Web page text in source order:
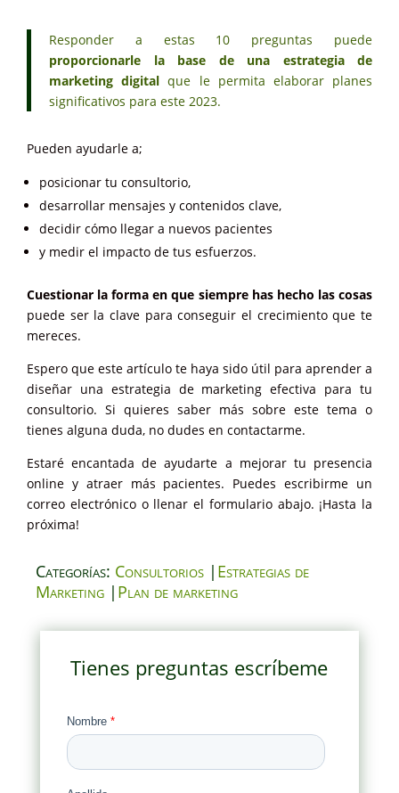
Responder a estas 10 preguntas puede
proporcionarle la base de una estrategia de
marketing digitalque le permita elaborar planes
significativos para este 2023.
Pueden ayudarle a;
posicionar tu consultorio,
desarrollar mensajes y contenidos clave,
decidir cómo llegar a nuevos pacientes
y medir el impacto de tus esfuerzos.
Cuestionar la forma en que siempre has hecho las cosas
puede ser la clave para conseguir el crecimiento que te
mereces.
Espero que este artículo te haya sido útil para aprender a
diseñar una estrategia de marketing efectiva para tu
consultorio. Si quieres saber más sobre este tema o
tienes alguna duda, no dudes en contactarme.
Estaré encantada de ayudarte a mejorar tu presencia
online y atraer más pacientes. Puedes escribirme un
correo electrónico o llenar el formulario abajo. ¡Hasta la
próxima!
Categorías: Consultorios | Estrategias de
Marketing | Plan de marketing
Tienes preguntas escríbeme